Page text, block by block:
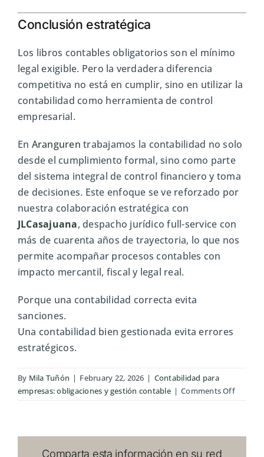
Conclusión estratégica
Los libros contables obligatorios son el mínimo
legal exigible. Pero la verdadera diferencia
competitiva no está en cumplir, sino en utilizar la
contabilidad como herramienta de control
empresarial.
En Aranguren trabajamos la contabilidad no solo
desde el cumplimiento formal, sino como parte
del sistema integral de control financiero y toma
de decisiones. Este enfoque se ve reforzado por
nuestra colaboración estratégica con
JLCasajuana, despacho jurídico full-service con
más de cuarenta años de trayectoria, lo que nos
permite acompañar procesos contables con
impacto mercantil, fiscal y legal real.
Porque una contabilidad correcta evita
sanciones.
Una contabilidad bien gestionada evita errores
estratégicos.
By Mila Tuñón | February 22, 2026 | Contabilidad para
empresas: obligaciones y gestión contable | Comments Offon
Comparta esta información en su red